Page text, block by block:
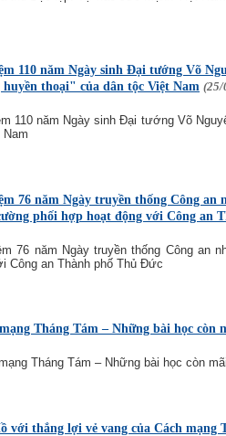
110 năm Ngày sinh Đại tướng Võ
huyền thoại" của dân tộc Việt Nam (25/
110 năm Ngày sinh Đại tướng Võ
76 năm Ngày truyền thống Công
phối hợp hoạt động với Công an
76 năm Ngày truyền thống Công an
Công an Thành phố Thủ Đức
Tháng Tám – Những bài học còn
Tháng Tám – Những bài học còn
với thắng lợi vẻ vang của Cách mạng